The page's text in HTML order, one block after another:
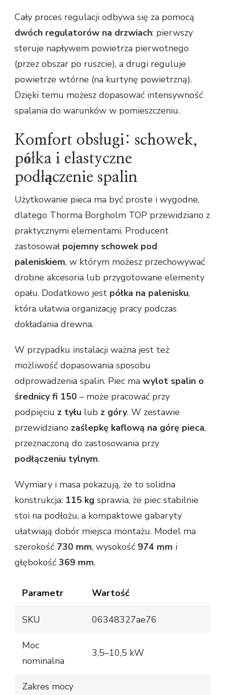
Cały proces regulacji odbywa się za pomocą
dwóch regulatorów na drzwiach: pierwszy
steruje napływem powietrza pierwotnego
(przez obszar po ruszcie), a drugi reguluje
powietrze wtórne (na kurtynę powietrzną).
Dzięki temu możesz dopasować intensywność
spalania do warunków w pomieszczeniu.
Komfort obsługi: schowek,
półka i elastyczne
podłączenie spalin
Użytkowanie pieca ma być proste i wygodne,
dlatego Thorma Borgholm TOP przewidziano z
praktycznymi elementami. Producent
zastosował pojemny schowek pod
paleniskiem, w którym możesz przechowywać
drobne akcesoria lub przygotowane elementy
opału. Dodatkowo jest półka na palenisku,
która ułatwia organizację pracy podczas
dokładania drewna.
W przypadku instalacji ważna jest też
możliwość dopasowania sposobu
odprowadzenia spalin. Piec ma wylot spalin o
średnicy fi 150 – może pracować przy
podpięciu z tyłu lub z góry. W zestawie
przewidziano zaślepkę kaflową na górę pieca,
przeznaczoną do zastosowania przy
podłączeniu tylnym.
Wymiary i masa pokazują, że to solidna
konstrukcja: 115 kg sprawia, że piec stabilnie
stoi na podłożu, a kompaktowe gabaryty
ułatwiają dobór miejsca montażu. Model ma
szerokość 730 mm, wysokość 974 mm i
głębokość 369 mm.
Parametr Wartość
SKU 06348327ae76
Moc
nominalna
3,5–10,5 kW
Zakres mocy